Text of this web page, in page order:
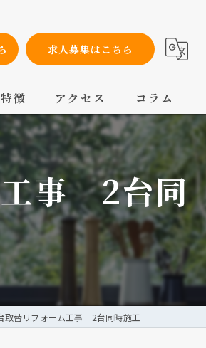
求人募集はこちら
徴
ンス
アクセス コラム
工事 2台同
取替リフォーム工事 2台同時施工